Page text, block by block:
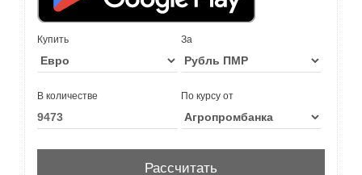
Купить За
В количестве По курсу от